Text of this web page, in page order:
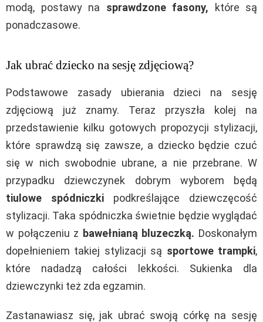
modą, postawy na sprawdzone fasony, które są
ponadczasowe.
Jak ubrać dziecko na sesję zdjęciową?
Podstawowe zasady ubierania dzieci na sesję
zdjęciową już znamy. Teraz przyszła kolej na
przedstawienie kilku gotowych propozycji stylizacji,
które sprawdzą się zawsze, a dziecko będzie czuć
się w nich swobodnie ubrane, a nie przebrane. W
przypadku dziewczynek dobrym wyborem będą
tiulowe spódniczki podkreślające dziewczęcość
stylizacji. Taka spódniczka świetnie będzie wyglądać
w połączeniu z bawełnianą bluzeczką. Doskonałym
dopełnieniem takiej stylizacji są sportowe trampki,
które nadadzą całości lekkości. Sukienka dla
dziewczynki też zda egzamin.
Zastanawiasz się, jak ubrać swoją córkę na sesję